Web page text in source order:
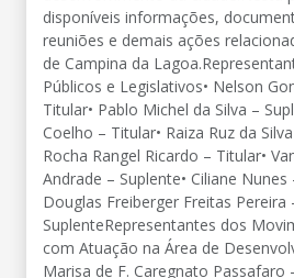
disponíveis informações,
reuniões e demais ações
de Campina da
Públicos e Legislativos• Nelson
Titular• Pablo Michel da Silva –
Coelho – Titular• Raiza Ruz da
Rocha Rangel Ricardo – Titular•
Andrade – Suplente• Ciliane Nunes
Douglas Freiberger Freitas Pereira
SuplenteRepresentantes dos
com Atuação na Área de
Marisa de F. Caregnato Passafaro